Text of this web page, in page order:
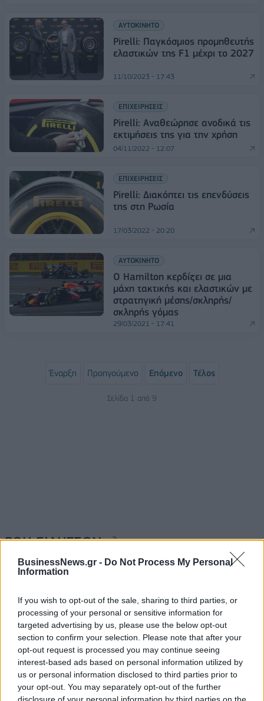
BusinessNews.gr - Do Not Process My Personal
Information
If you wish to opt-out of the sale, sharing to third parties, or
processing of your personal or sensitive information for
targeted advertising by us, please use the below opt-out
section to confirm your selection. Please note that after your
opt-out request is processed you may continue seeing
interest-based ads based on personal information utilized by
us or personal information disclosed to third parties prior to
your opt-out. You may separately opt-out of the further
disclosure of your personal information by third parties on the
ΑΥΤΟΚΙΝΗΤΟ
Pirelli: Παγκόσμιος προμηθευτής
ελαστικών της F1 μέχρι το 2027
11/10/2023 - 17:43
ΕΠΙΧΕΙΡΗΣΕΙΣ
Pirelli: Αναθεώρησε ανοδικά τις
εκτιμήσεις της για την χρήση
04/11/2022 - 12:07
ΕΠΙΧΕΙΡΗΣΕΙΣ
Pirelli: Διακόπτει τις επενδύσεις
της στη Ρωσία
17/03/2022 - 20:20
ΑΥΤΟΚΙΝΗΤΟ
O Hamilton κερδίζει σε μια
μάχη τακτικής και ελαστικών με
στρατηγική μέσης/σκληρής/
σκληρής γόμας
29/03/2021 - 17:41
Έναρξη Προηγούμενο Επόμενο Τέλος
Σελίδα 1 από 9
ΡΟΗ ΕΙΔΗΣΕΩΝ
05/08/2026 - 18:27 ΟΙΚΟΝΟΜΙΑ
Είσοδος της γαλλικής Meridiam στην ηλεκτρική
διασύνδεση Ελλάδας – Κύπρου
05/08/2026 - 18:06 ΕΠΙΧΕΙΡΗΣΕΙΣ
ΔΕΗ: Ισχυρή ανάπτυξη στο α΄ εξάμηνο 2026 με
προσαρμοσμένο EBITDA στα 1,2 δισ. ευρώ